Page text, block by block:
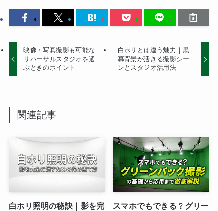
映像・写真撮影も可能な
リハーサルスタジオを選
ぶときのポイント
白ホリとは違う魅力｜黒
幕背景が活きる撮影シー
ンとスタジオ活用法
関連記事
白ホリ照明の秘訣｜影を完
スマホでもできる？グリー